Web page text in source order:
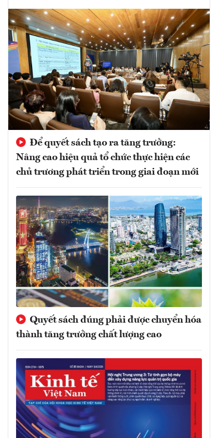
Để quyết sách tạo ra tăng trưởng:
Nâng cao hiệu quả tổ chức thực hiện các
chủ trương phát triển trong giai đoạn mới
Quyết sách đúng phải được chuyển hóa
thành tăng trưởng chất lượng cao